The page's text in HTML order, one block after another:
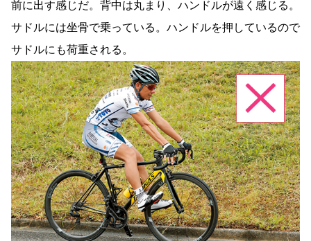
前に出す感じだ。背中は丸まり、ハンドルが遠く感じる。
サドルには坐骨で乗っている。ハンドルを押しているので
サドルにも荷重される。